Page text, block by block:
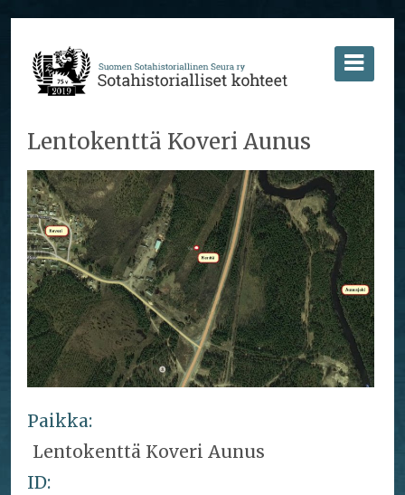
Lentokenttä Koveri Aunus
Paikka:
Lentokenttä Koveri Aunus
ID: